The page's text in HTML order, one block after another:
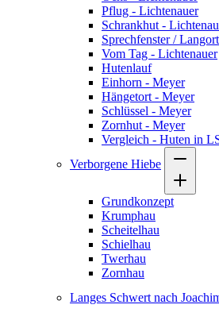
Pflug - Lichtenauer
Schrankhut -
Sprechfenster /
Vom Tag - Lichtenauer
Hutenlauf
Einhorn - Meyer
Hängetort - Meyer
Schlüssel - Meyer
Zornhut - Meyer
Vergleich - Huten in
Verborgene Hiebe
Grundkonzept
Krumphau
Scheitelhau
Schielhau
Twerhau
Zornhau
Langes Schwert nach